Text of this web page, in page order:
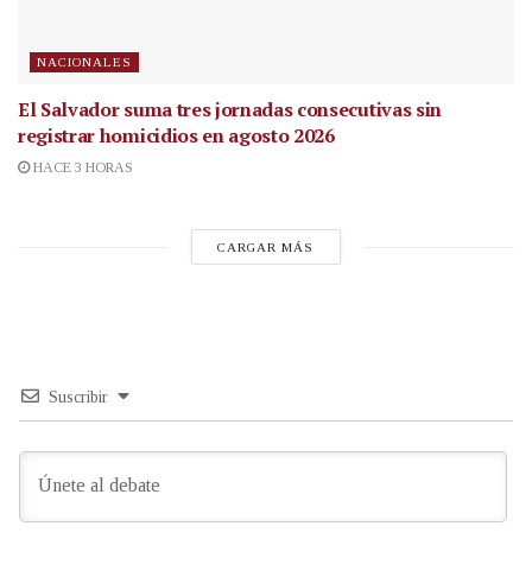
NACIONALES
El Salvador suma tres jornadas consecutivas sin
registrar homicidios en agosto 2026
HACE 3 HORAS
CARGAR MÁS
Suscribir